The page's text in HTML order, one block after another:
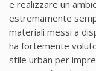
e realizzare un
estremamente
materiali messi a
ha fortemente
stile urban per